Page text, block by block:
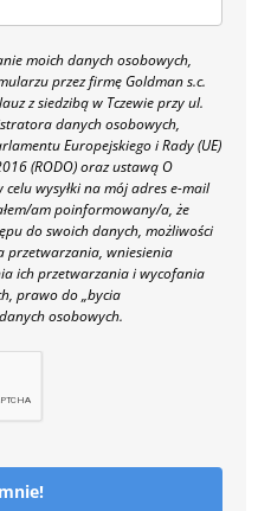
moich danych osobowych,
przez firmę Goldman s.c.
z siedzibą w Tczewie przy ul.
danych osobowych,
Europejskiego i Rady (UE)
(RODO) oraz ustawą O
wysyłki na mój adres e-mail
am poinformowany/a, że
do swoich danych, możliwości
przetwarzania, wniesienia
ich przetwarzania i wycofania
prawo do „bycia
osobowych.